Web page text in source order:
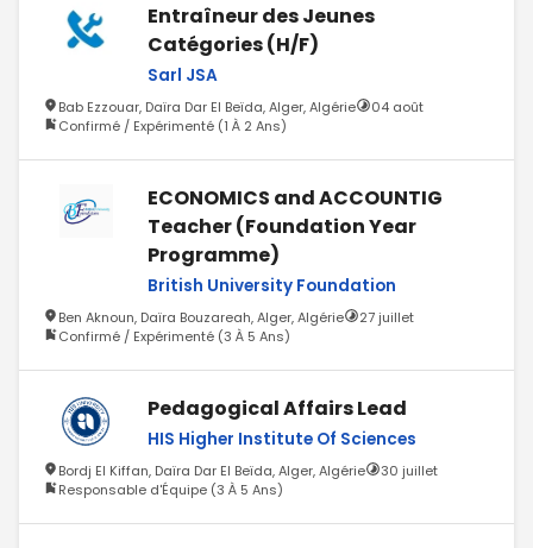
Entraîneur des Jeunes
Catégories (H/F)
Sarl JSA
Bab Ezzouar, Daïra Dar El Beïda, Alger, Algérie
04 août
Confirmé / Expérimenté (1 À 2 Ans)
ECONOMICS and ACCOUNTIG
Teacher (Foundation Year
Programme)
British University Foundation
Ben Aknoun, Daïra Bouzareah, Alger, Algérie
27 juillet
Confirmé / Expérimenté (3 À 5 Ans)
Pedagogical Affairs Lead
HIS Higher Institute Of Sciences
Bordj El Kiffan, Daïra Dar El Beïda, Alger, Algérie
30 juillet
Responsable d'Équipe (3 À 5 Ans)